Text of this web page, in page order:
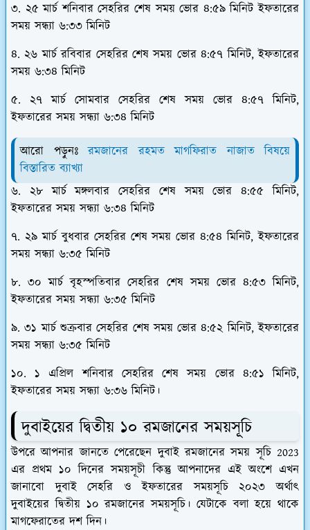
৩. ২৫ মার্চ শনিবার সেহরির শেষ সময় ভোর ৪:৫৯ মিনিট ইফতারের
সময় সন্ধ্যা ৬:৩৩ মিনিট
৪. ২৬ মার্চ রবিবার সেহরির শেষ সময় ভোর ৪:৫৭ মিনিট, ইফতারের
সময় ৬:৩৪ মিনিট
৫. ২৭ মার্চ সোমবার সেহরির শেষ সময় ভোর ৪:৫৭ মিনিট,
ইফতারের সময় সন্ধ্যা ৬:৩৪ মিনিট
আরো পড়ুনঃরমজানের রহমত মাগফিরাত নাজাত বিষয়ে
বিস্তারিত ব্যাখ্যা
৬. ২৮ মার্চ মঙ্গলবার সেহরির শেষ সময় ভোর ৪:৫৫ মিনিট,
ইফতারের সময় সন্ধ্যা ৬:৩৪ মিনিট
৭. ২৯ মার্চ বুধবার সেহরির শেষ সময় ভোর ৪:৫৪ মিনিট, ইফতারের
সময় সন্ধ্যা ৬:৩৫ মিনিট
৮. ৩০ মার্চ বৃহস্পতিবার সেহরির শেষ সময় ভোর ৪:৫৩ মিনিট,
ইফতারের সময় সন্ধ্যা ৬:৩৫ মিনিট
৯. ৩১ মার্চ শুক্রবার সেহরির শেষ সময় ভোর ৪:৫২ মিনিট, ইফতারের
সময় সন্ধ্যা ৬:৩৫ মিনিট
১০. ১ এপ্রিল শনিবার সেহরির শেষ সময় ভোর ৪:৫১ মিনিট,
ইফতারের সময় সন্ধ্যা ৬:৩৬ মিনিট।
দুবাইয়ের দ্বিতীয় ১০ রমজানের সময়সূচি
উপরে আপনার জানতে পেরেছেন দুবাই রমজানের সময় সূচি 2023
এর প্রথম ১০ দিনের সময়সূচী কিন্তু আপনাদের এই অংশে এখন
জানাবো দুবাই সেহরি ও ইফতারের সময়সূচি ২০২৩ অর্থাৎ
দুবাইয়ের দ্বিতীয় ১০ রমজানের সময়সূচি। যেটাকে বলা হয়ে থাকে
মাগফেরাতের দশ দিন।